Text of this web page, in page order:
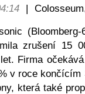
|
zrušení 15
Firma
v roce
která také